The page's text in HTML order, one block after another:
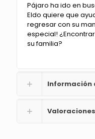
Pájaro ha ido en
Eldo quiere que
regresar con su
especial!
su familia?
Información